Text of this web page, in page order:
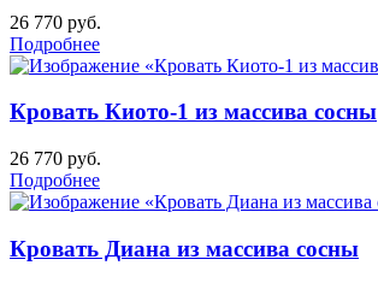
26 770 руб.
Подробнее
Кровать Киото-1 из массива сосны
26 770 руб.
Подробнее
Кровать Диана из массива сосны